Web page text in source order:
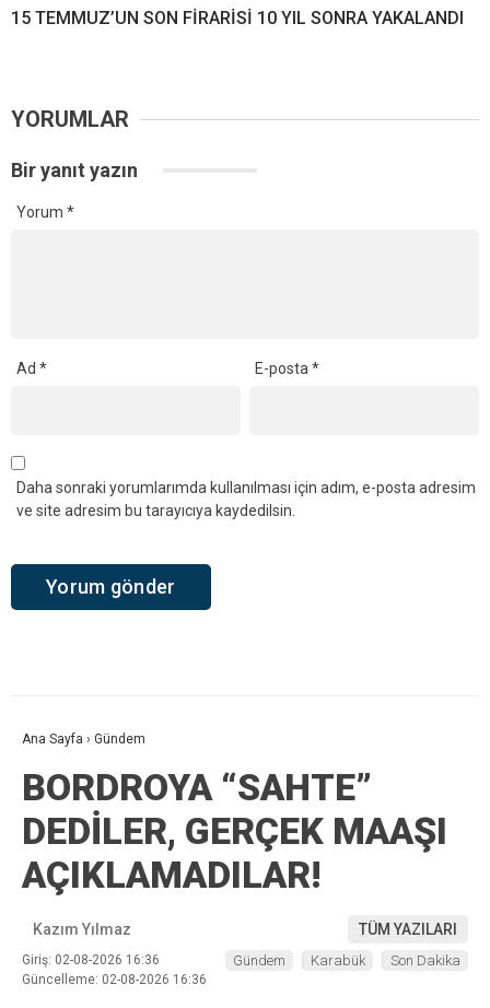
15 TEMMUZ’UN SON FİRARİSİ 10 YIL SONRA YAKALANDI
YORUMLAR
Bir yanıt yazın
Yorum *
Ad * E-posta*
Daha sonraki yorumlarımda kullanılması için adım, e-posta adresim
ve site adresim bu tarayıcıya kaydedilsin.
Ana Sayfa › Gündem
BORDROYA “SAHTE”
DEDİLER, GERÇEK MAAŞI
AÇIKLAMADILAR!
Kazım Yılmaz TÜM YAZILARI
Giriş: 02-08-2026 16:36
Güncelleme: 02-08-2026 16:36
Gündem Karabük Son Dakika